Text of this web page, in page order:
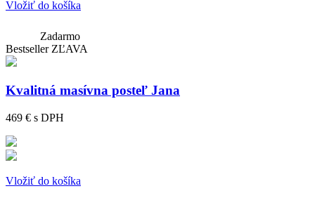
Vložiť do košíka
Zadarmo
Bestseller ZĽAVA
Kvalitná masívna posteľ Jana
469 € s DPH
Vložiť do košíka